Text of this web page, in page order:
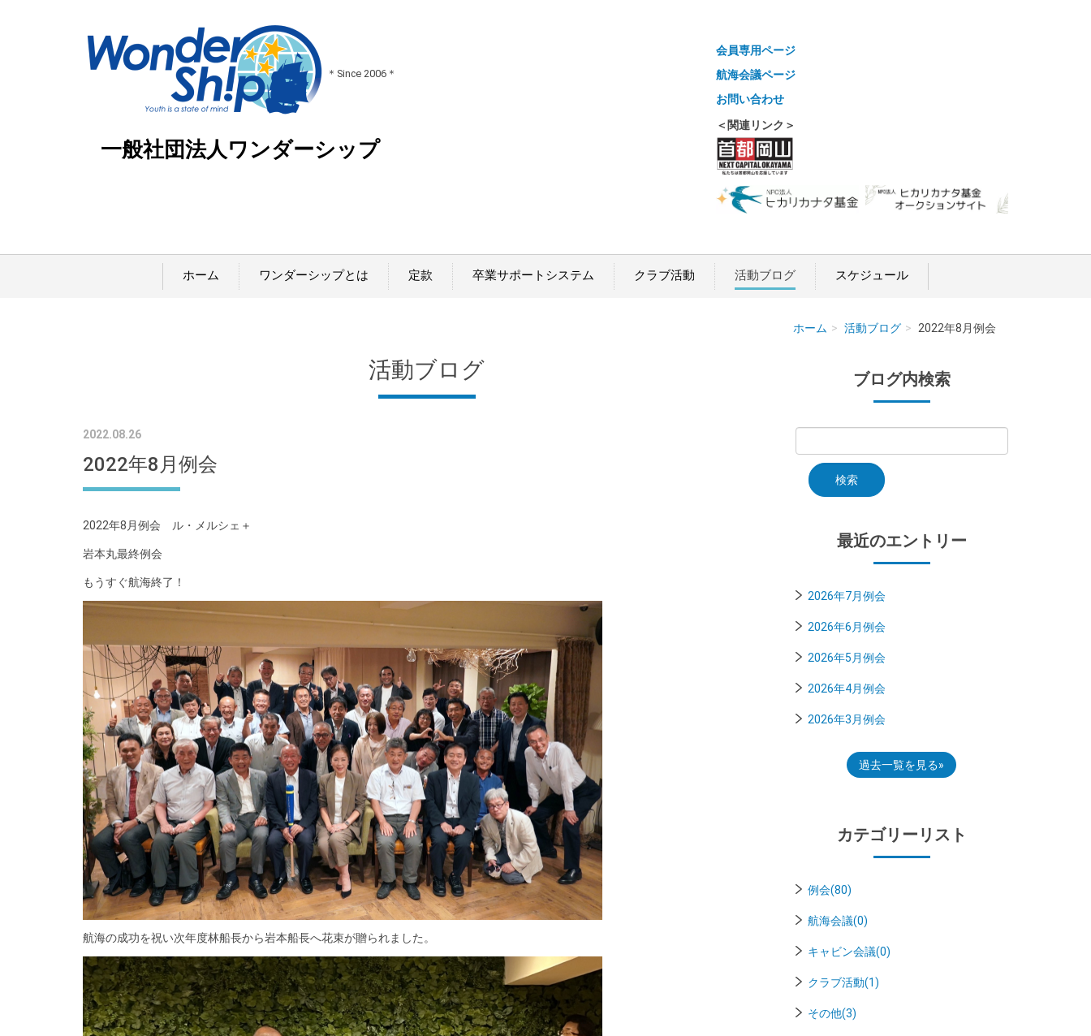
＊Since 2006＊
一般社団法人ワンダーシップ
会員専用ページ
航海会議ページ
お問い合わせ
＜関連リンク＞
ホーム ワンダーシップとは 定款 卒業サポートシステム クラブ活動 活動ブログ スケジュール
ホーム 活動ブログ 2022年8月例会
活動ブログ
2022.08.26
2022年8月例会
2022年8月例会 ル・メルシェ＋
岩本丸最終例会
もうすぐ航海終了！
航海の成功を祝い次年度林船長から岩本船長へ花束が贈られました。
ブログ内検索
最近のエントリー
2026年7月例会
2026年6月例会
2026年5月例会
2026年4月例会
2026年3月例会
過去一覧を見る
カテゴリーリスト
例会(80)
航海会議(0)
キャビン会議(0)
クラブ活動(1)
その他(3)